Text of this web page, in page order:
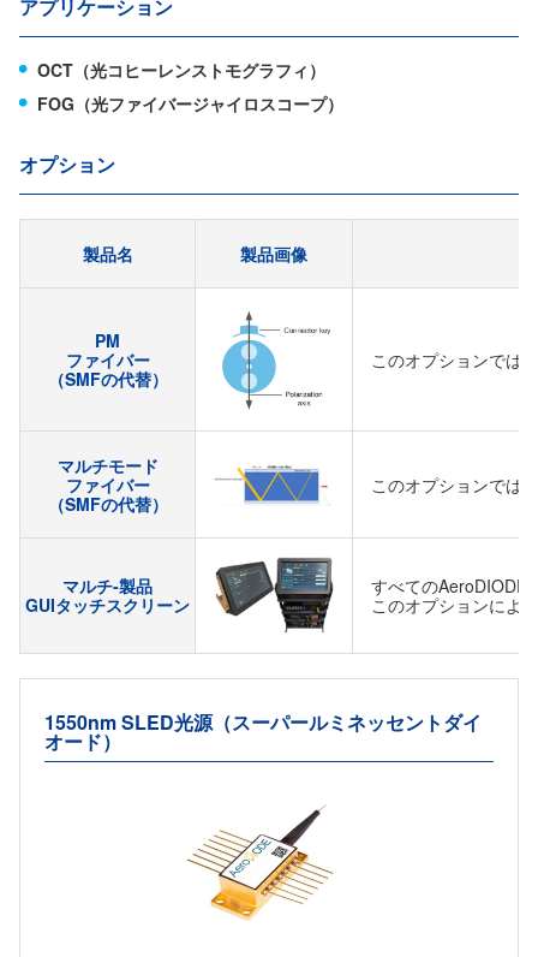
アプリケーション
OCT（光コヒーレンストモグラフィ）
FOG（光ファイバージャイロスコープ）
オプション
製品名 製品画像
PM
ファイバー
（SMFの代替）
このオプションでは
マルチモード
ファイバー
（SMFの代替）
このオプションでは
マルチ-製品
GUIタッチスクリーン
すべてのAeroDIODE
このオプションによ
1550nm SLED光源（スーパールミネッセントダイ
オード）